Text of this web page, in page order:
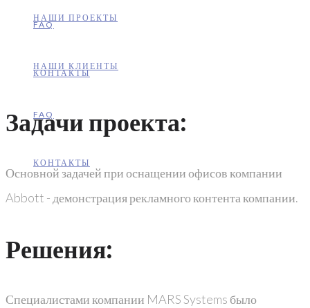
FAQ
КОНТАКТЫ
НАШИ ПРОЕКТЫ
НАШИ КЛИЕНТЫ
FAQ
КОНТАКТЫ
Задачи проекта:
Основной задачей при оснащении офисов компании
Abbott - демонстрация рекламного контента компании.
Решения:
Специалистами компании MARS Systems было